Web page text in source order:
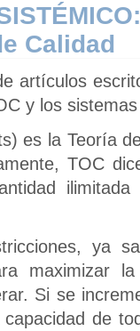
Calidad
artículos
y los
es la Teoría
TOC
ya
maximizar
Si se
de